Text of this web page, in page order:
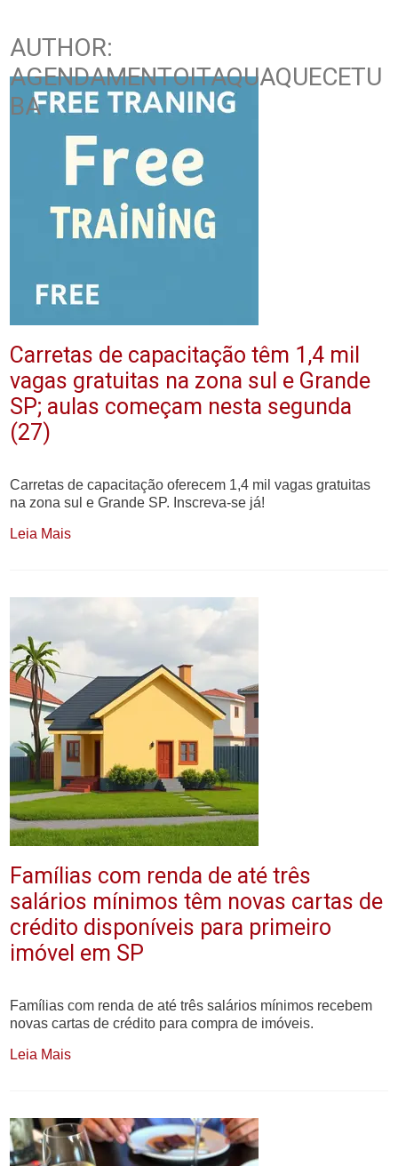
AUTHOR:
AGENDAMENTOITAQUAQUECETU
BA
Carretas de capacitação têm 1,4 mil
vagas gratuitas na zona sul e Grande
SP; aulas começam nesta segunda
(27)
Carretas de capacitação oferecem 1,4 mil vagas gratuitas
na zona sul e Grande SP. Inscreva-se já!
Leia Mais
Famílias com renda de até três
salários mínimos têm novas cartas de
crédito disponíveis para primeiro
imóvel em SP
Famílias com renda de até três salários mínimos recebem
novas cartas de crédito para compra de imóveis.
Leia Mais